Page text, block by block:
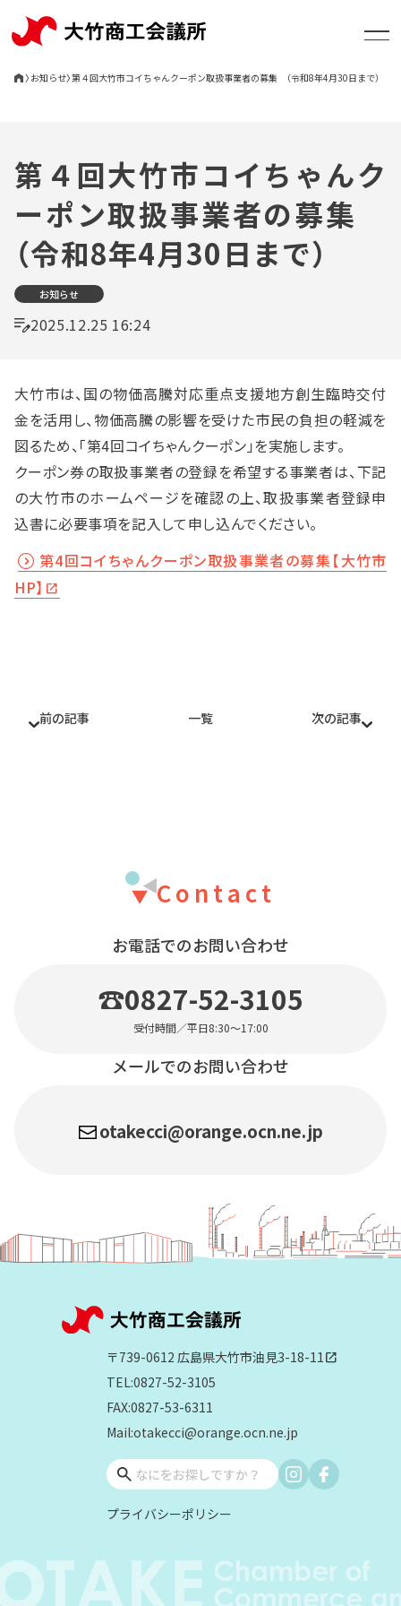
〉 お知らせ〉第４回大竹市コイちゃんクーポン取扱事業者の募集 （令和8年4月30日まで）
支援・相談
入会案内
お問い合わせ
☎0827-52-3105
3105 FAX:0827-53-6311
第４回大竹市コイちゃんク
ーポン取扱事業者の募集
（令和8年4月30日まで）
お知らせ
2025.12.25 16:24
大竹市は、国の物価高騰対応重点支援地方創生臨時交付
金を活用し、物価高騰の影響を受けた市民の負担の軽減を
図るため、「第4回コイちゃんクーポン」を実施します。
クーポン券の取扱事業者の登録を希望する事業者は、下記
の大竹市のホームページを確認の上、取扱事業者登録申
込書に必要事項を記入して申し込んでください。
第4回コイちゃんクーポン取扱事業者の募集【大竹市
HP】
前の記事 一覧 次の記事
Contact
お電話でのお問い合わせ
☎0827-52-3105
受付時間／平日8:30〜17:00
メールでのお問い合わせ
otakecci@orange.ocn.ne.jp
〒739-0612 広島県大竹市油見3-18-11open_in_new
TEL:0827-52-3105
FAX:0827-53-6311
Mail:otakecci@orange.ocn.ne.jp
プライバシーポリシー